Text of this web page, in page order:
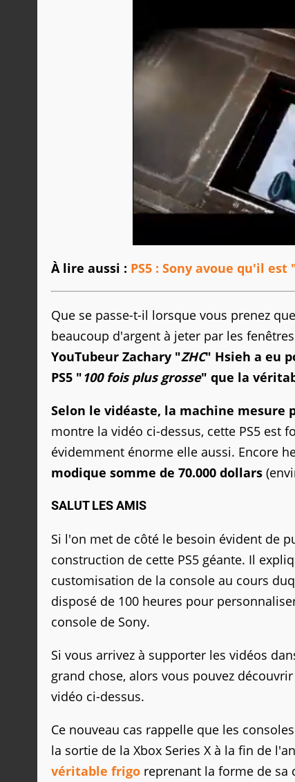
À lire aussi : PS5 : Sony avoue qu'il
Que se passe-t-il lorsque vous prenez
beaucoup d'argent à jeter par les
YouTubeur Zachary "ZHC" Hsieh a eu
PS5 "100 fois plus grosse" que la
Selon le vidéaste, la machine mesure
montre la vidéo ci-dessus, cette PS5 est
évidemment énorme elle aussi. Encore
modique somme de 70.000 dollars
SALUT LES AMIS
Si l'on met de côté le besoin évident de
construction de cette PS5 géante. Il
customisation de la console au cours
disposé de 100 heures pour
console de Sony.
Si vous arrivez à supporter les vidéos
grand chose, alors vous pouvez
vidéo ci-dessus.
Ce nouveau cas rappelle que les
la sortie de la Xbox Series X à la fin de
véritable frigo reprenant la forme de sa